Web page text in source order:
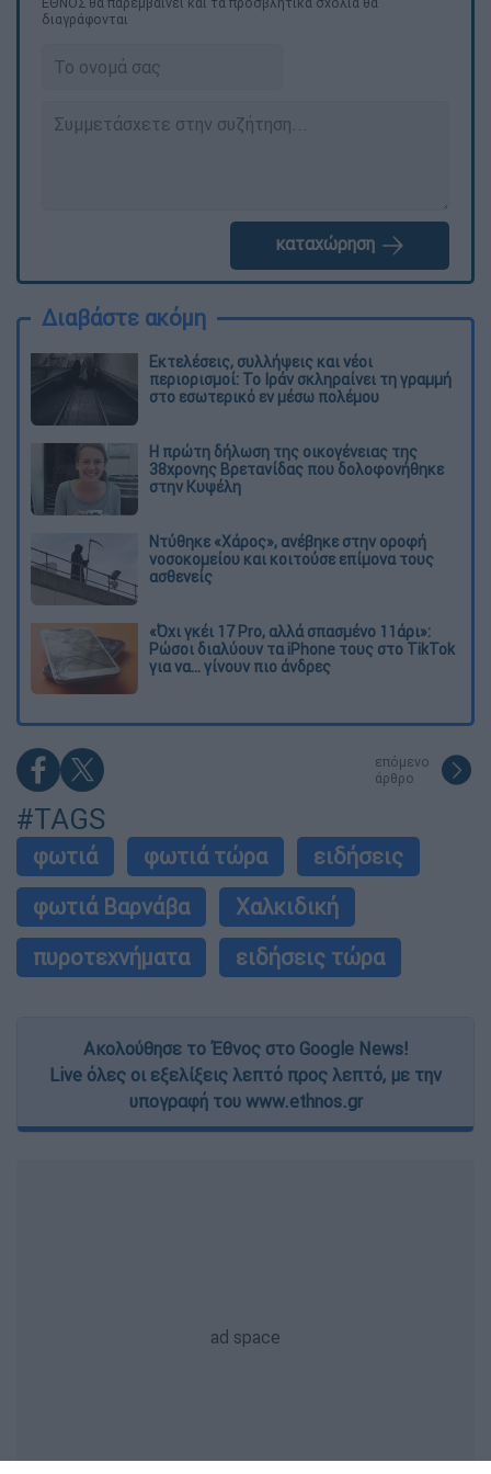
διαγράφονται
καταχώρηση
Διαβάστε ακόμη
Εκτελέσεις, συλλήψεις και νέοι
περιορισμοί: Το Ιράν σκληραίνει τη γραμμή
στο εσωτερικό εν μέσω πολέμου
Η πρώτη δήλωση της οικογένειας της
38χρονης Βρετανίδας που δολοφονήθηκε
στην Κυψέλη
Ντύθηκε «Χάρος», ανέβηκε στην οροφή
νοσοκομείου και κοιτούσε επίμονα τους
ασθενείς
«Όχι γκέι 17 Pro, αλλά σπασμένο 11άρι»:
Ρώσοι διαλύουν τα iPhone τους στο TikTok
για να... γίνουν πιο άνδρες
επόμενο
άρθρο
#TAGS
φωτιά φωτιά τώρα
ειδήσεις
φωτιά Βαρνάβα
Χαλκιδική
πυροτεχνήματα
ειδήσεις τώρα
Ακολούθησε το Έθνος στο Google News!
Live όλες οι εξελίξεις λεπτό προς λεπτό, με την
υπογραφή του www.ethnos.gr